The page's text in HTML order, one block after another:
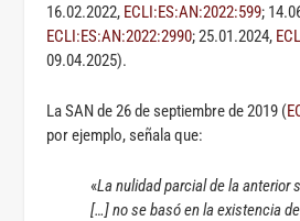
16.02.2022, ECLI:ES:AN:2022:599;
ECLI:ES:AN:2022:2990; 25.01.2024,
09.04.2025).
La SAN de 26 de septiembre de 2019 (
por ejemplo, señala que:
«La nulidad parcial de la anterior
[…] no se basó en la existencia